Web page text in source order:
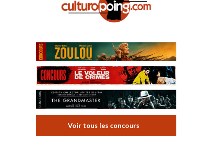
Voir tous les concours